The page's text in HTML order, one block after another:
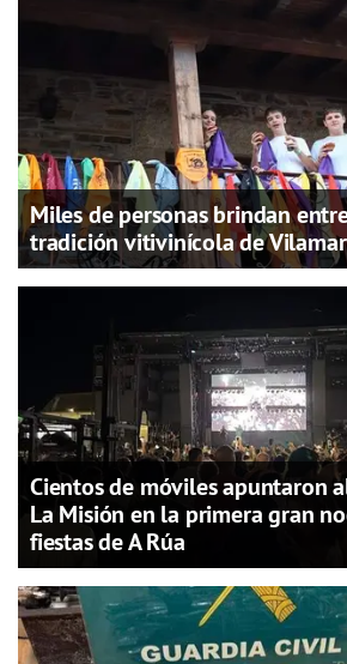
Miles de personas brindan
tradición vitivinícola de
Cientos de móviles apuntaron
La Misión en la primera gran
fiestas de A Rúa